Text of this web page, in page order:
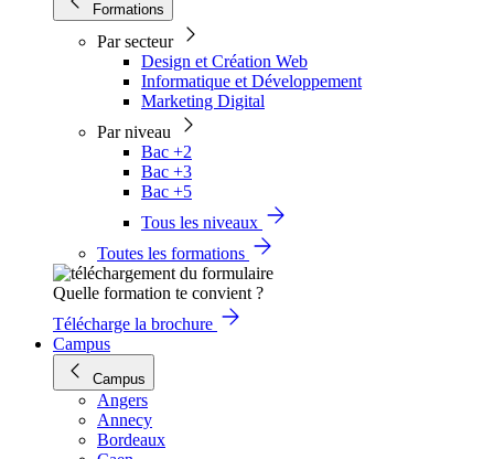
Formations
Par secteur
Design et Création Web
Informatique et Développement
Marketing Digital
Par niveau
Bac +2
Bac +3
Bac +5
Tous les niveaux
Toutes les formations
Quelle formation te convient ?
Télécharge la brochure
Campus
Campus
Angers
Annecy
Bordeaux